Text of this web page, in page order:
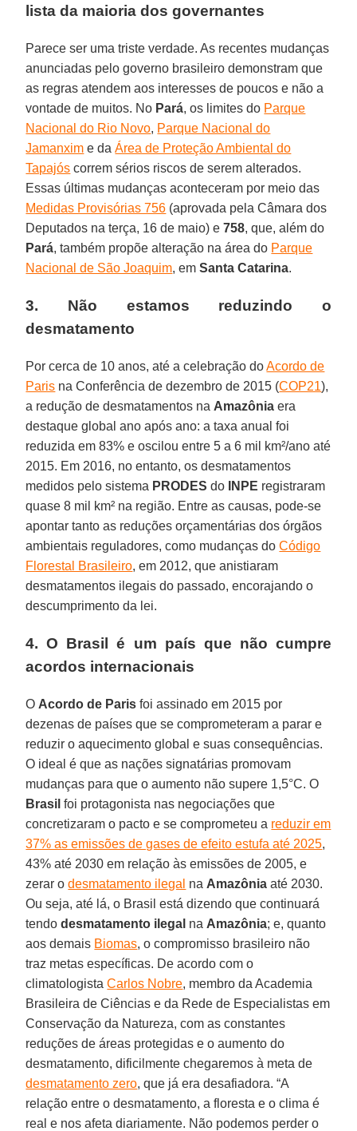
lista da maioria dos governantes
Parece ser uma triste verdade. As recentes mudanças
anunciadas pelo governo brasileiro demonstram que
as regras atendem aos interesses de poucos e não a
vontade de muitos. No Pará, os limites do Parque
Nacional do Rio Novo, Parque Nacional do
Jamanxim e daÁrea de Proteção Ambiental do
Tapajós correm sérios riscos de serem alterados.
Essas últimas mudanças aconteceram por meio das
Medidas Provisórias 756 (aprovada pela Câmara dos
Deputados na terça, 16 de maio) e758, que, além do
Pará, também propõe alteração na área do Parque
Nacional de São Joaquim, emSanta Catarina.
3. Não estamos reduzindo o
desmatamento
Por cerca de 10 anos, até a celebração doAcordo de
Paris na Conferência de dezembro de 2015 (COP21),
a redução de desmatamentos na Amazônia era
destaque global ano após ano: a taxa anual foi
reduzida em 83% e oscilou entre 5 a 6 mil km²/ano até
2015. Em 2016, no entanto, os desmatamentos
medidos pelo sistema PRODESdo INPE registraram
quase 8 mil km² na região. Entre as causas, pode-se
apontar tanto as reduções orçamentárias dos órgãos
ambientais reguladores, como mudanças doCódigo
Florestal Brasileiro, em 2012, que anistiaram
desmatamentos ilegais do passado, encorajando o
descumprimento da lei.
4. O Brasil é um país que não cumpre
acordos internacionais
O Acordo de Paris foi assinado em 2015 por
dezenas de países que se comprometeram a parar e
reduzir o aquecimento global e suas consequências.
O ideal é que as nações signatárias promovam
mudanças para que o aumento não supere 1,5°C. O
Brasil foi protagonista nas negociações que
concretizaram o pacto e se comprometeu a reduzir em
37% as emissões de gases de efeito estufa até 2025,
43% até 2030 em relação às emissões de 2005, e
zerar odesmatamento ilegal na Amazônia até 2030.
Ou seja, até lá, o Brasil está dizendo que continuará
tendodesmatamento ilegal na Amazônia; e, quanto
aos demais Biomas, o compromisso brasileiro não
traz metas específicas. De acordo com o
climatologistaCarlos Nobre, membro da Academia
Brasileira de Ciências e da Rede de Especialistas em
Conservação da Natureza, com as constantes
reduções de áreas protegidas e o aumento do
desmatamento, dificilmente chegaremos à meta de
desmatamento zero, que já era desafiadora. “A
relação entre o desmatamento, a floresta e o clima é
real e nos afeta diariamente. Não podemos perder o